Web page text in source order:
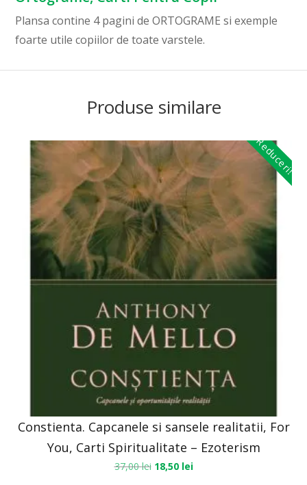
Plansa contine 4 pagini de ORTOGRAME si exemple
foarte utile copiilor de toate varstele.
Produse similare
Reduceri!
Constienta. Capcanele si sansele realitatii, For
You, Carti Spiritualitate – Ezoterism
37,00lei 18,50 lei